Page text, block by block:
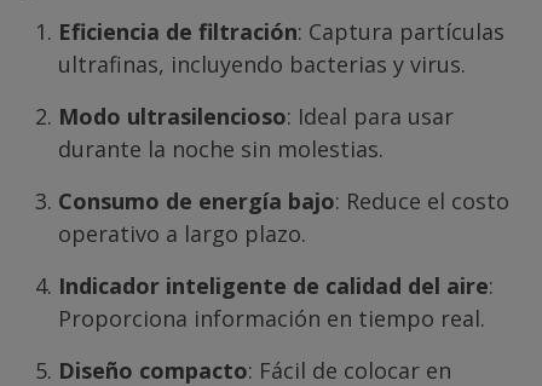
Eficiencia de filtración: Captura partículas
ultrafinas, incluyendo bacterias y virus.
Modo ultrasilencioso: Ideal para usar
durante la noche sin molestias.
Consumo de energía bajo: Reduce el costo
operativo a largo plazo.
Indicador inteligente de calidad del aire:
Proporciona información en tiempo real.
Diseño compacto: Fácil de colocar en